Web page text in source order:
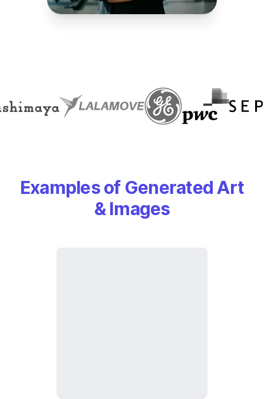
Examples of Generated Art
& Images